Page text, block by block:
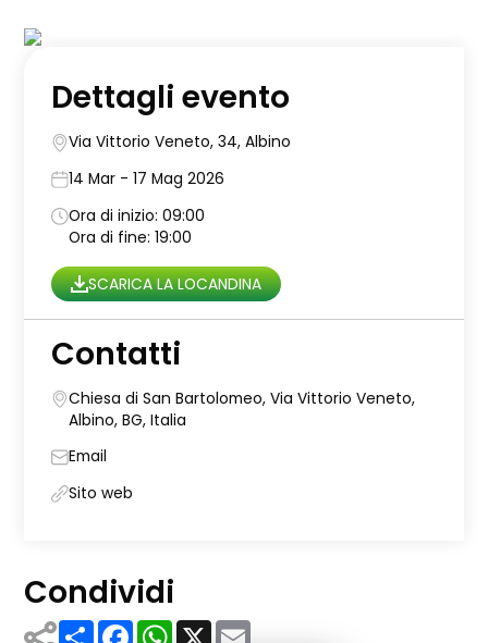
Dettagli evento
Via Vittorio Veneto, 34, Albino
14 Mar - 17 Mag 2026
Ora di inizio: 09:00
Ora di fine: 19:00
SCARICA LA LOCANDINA
Contatti
Chiesa di San Bartolomeo, Via Vittorio Veneto,
Albino, BG, Italia
Email
Sito web
Condividi
ShareFacebook
WhatsApp
X